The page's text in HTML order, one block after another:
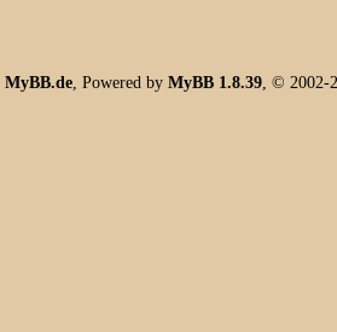
MyBB.de, Powered by MyBB 1.8.39, © 2002-